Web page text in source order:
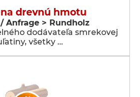
drevnú hmotu
Anfrage > Rundholz
dodávateľa smrekovej
všetky …